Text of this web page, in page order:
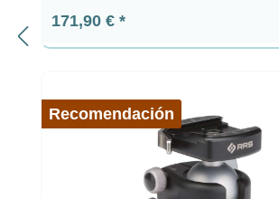
Precio normal:
171,90 €
Recomendación